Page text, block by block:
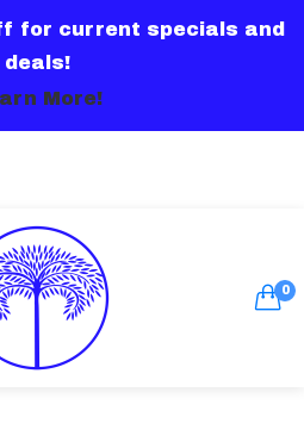
for current specials and
deals!
More!
0